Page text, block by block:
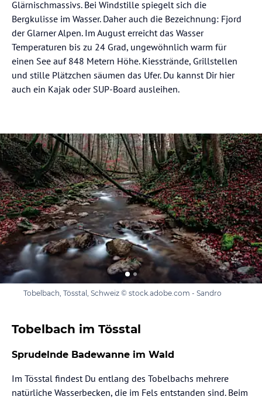
Glärnischmassivs. Bei Windstille spiegelt sich die
Bergkulisse im Wasser. Daher auch die Bezeichnung: Fjord
der Glarner Alpen. Im August erreicht das Wasser
Temperaturen bis zu 24 Grad, ungewöhnlich warm für
einen See auf 848 Metern Höhe. Kiesstrände, Grillstellen
und stille Plätzchen säumen das Ufer. Du kannst Dir hier
auch ein Kajak oder SUP-Board ausleihen.
Tobelbach, Tösstal, Schweiz © stock.adobe.com - Sandro
Tobelbach im Tösstal
Sprudelnde Badewanne im Wald
Im Tösstal findest Du entlang des Tobelbachs mehrere
natürliche Wasserbecken, die im Fels entstanden sind. Beim